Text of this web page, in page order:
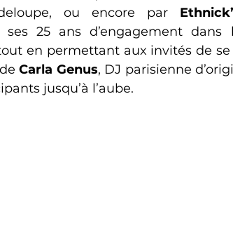
ou encore par
25 ans d’engagement dans
en permettant aux invités de
Carla Genus, DJ parisienne
jusqu’à l’aube.